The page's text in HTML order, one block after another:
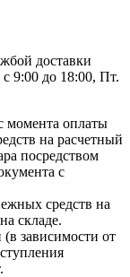
доставки
9:00 до 18:00, Пт.
момента оплаты
на расчетный
посредством
с
средств на
складе.
зависимости от